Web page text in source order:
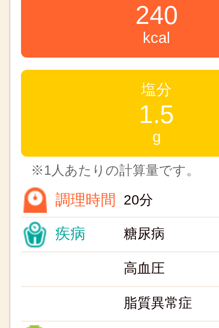
240
kcal
塩分
1.5
g
※1人あたりの計算量です。
調理時間 20分
疾病 糖尿病
高血圧
脂質異常症